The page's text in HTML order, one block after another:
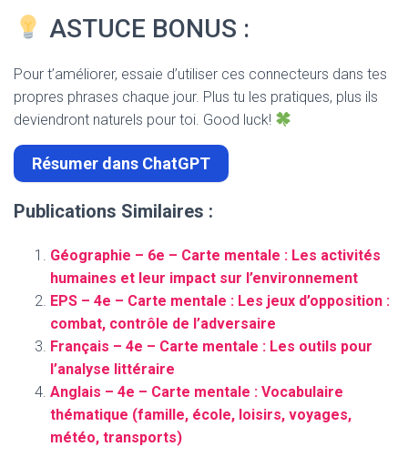
ASTUCE BONUS :
Pour t’améliorer, essaie d’utiliser ces connecteurs dans tes
propres phrases chaque jour. Plus tu les pratiques, plus ils
deviendront naturels pour toi. Good luck!
Résumer dans ChatGPT
Publications Similaires :
Géographie – 6e – Carte mentale : Les activités
humaines et leur impact sur l’environnement
EPS – 4e – Carte mentale : Les jeux d’opposition :
combat, contrôle de l’adversaire
Français – 4e – Carte mentale : Les outils pour
l’analyse littéraire
Anglais – 4e – Carte mentale : Vocabulaire
thématique (famille, école, loisirs, voyages,
météo, transports)